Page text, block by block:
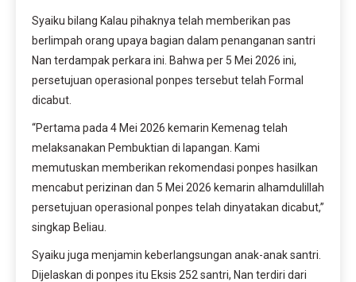
Syaiku bilang Kalau pihaknya telah memberikan pas
berlimpah orang upaya bagian dalam penanganan santri
Nan terdampak perkara ini. Bahwa per 5 Mei 2026 ini,
persetujuan operasional ponpes tersebut telah Formal
dicabut.
“Pertama pada 4 Mei 2026 kemarin Kemenag telah
melaksanakan Pembuktian di lapangan. Kami
memutuskan memberikan rekomendasi ponpes hasilkan
mencabut perizinan dan 5 Mei 2026 kemarin alhamdulillah
persetujuan operasional ponpes telah dinyatakan dicabut,”
singkap Beliau.
Syaiku juga menjamin keberlangsungan anak-anak santri.
Dijelaskan di ponpes itu Eksis 252 santri, Nan terdiri dari